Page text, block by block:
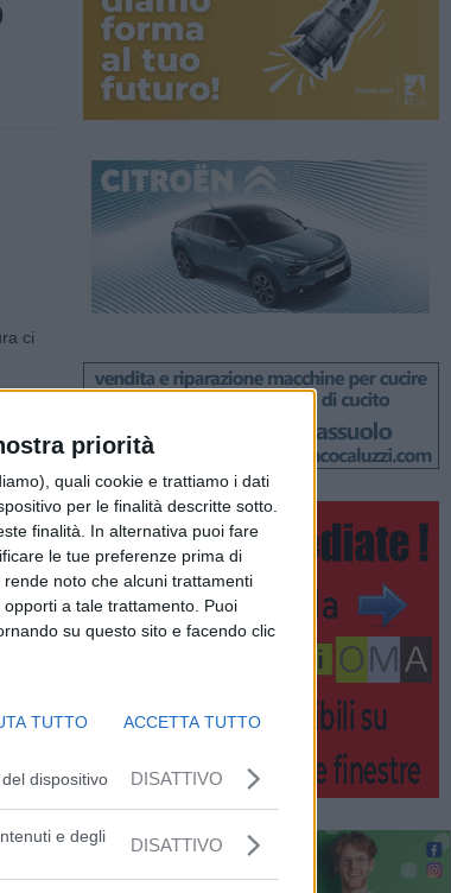
priorità
quali cookie e trattiamo i dati
per le finalità descritte sotto.
finalità. In alternativa puoi fare
le tue preferenze prima di
noto che alcuni trattamenti
a tale trattamento. Puoi
su questo sito e facendo clic
TUTTO ACCETTA TUTTO
dispositivo DISATTIVO
e degli
DISATTIVO
ci
la